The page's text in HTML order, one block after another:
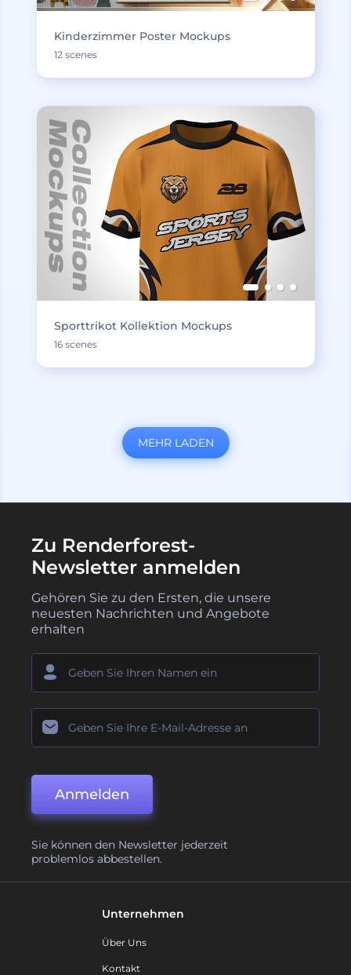
Kinderzimmer Poster Mockups
12 scenes
Sporttrikot Kollektion Mockups
16 scenes
MEHR LADEN
Zu Renderforest-
Newsletter anmelden
Gehören Sie zu den Ersten, die unsere
neuesten Nachrichten und Angebote
erhalten
Anmelden
Sie können den Newsletter jederzeit
problemlos abbestellen.
Unternehmen
Über Uns
Kontakt